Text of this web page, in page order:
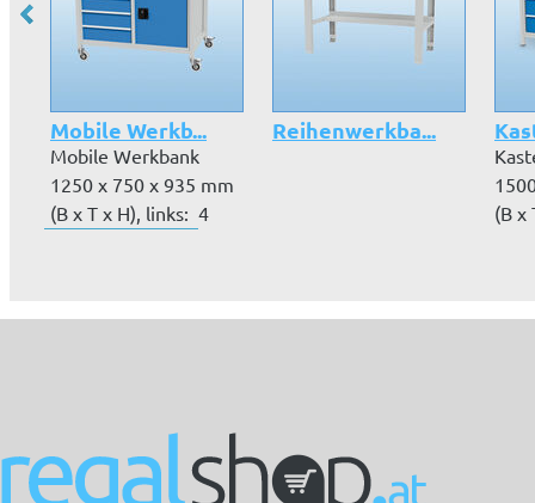
Mobile Werkb...
Mobile Werkbank
1250 x 750 x 935 mm
(B x T x H), links: 4
Reihenwerkba...
(B x